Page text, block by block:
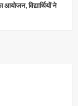
विद्यार्थियों ने